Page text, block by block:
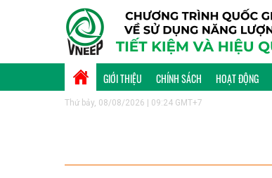
GIỚI THIỆU CHÍNH SÁCH HOẠT ĐỘNG
Thứ bảy, 08/08/2026 | 09:24 GMT+7